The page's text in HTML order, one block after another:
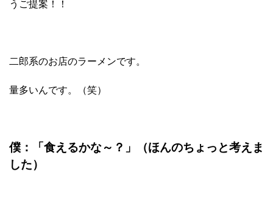
うご提案！！
二郎系のお店のラーメンです。
量多いんです。（笑）
僕：「食えるかな～？」（ほんのちょっと考えま
した）